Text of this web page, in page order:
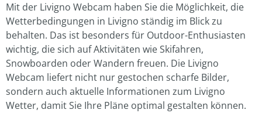
Mit der Livigno Webcam haben Sie die Möglichkeit, die
Wetterbedingungen in Livigno ständig im Blick zu
behalten. Das ist besonders für Outdoor-Enthusiasten
wichtig, die sich auf Aktivitäten wie Skifahren,
Snowboarden oder Wandern freuen. Die Livigno
Webcam liefert nicht nur gestochen scharfe Bilder,
sondern auch aktuelle Informationen zum Livigno
Wetter, damit Sie Ihre Pläne optimal gestalten können.